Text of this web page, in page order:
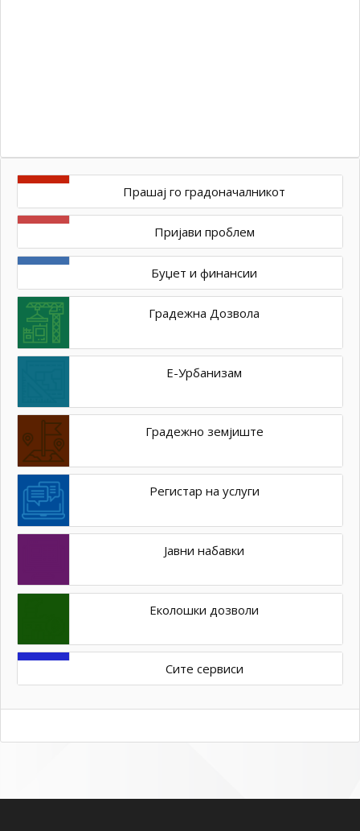
Прашај го градоначалникот
Пријави проблем
Буџет и финансии
Градежна Дозвола
Е-Урбанизам
Градежно земјиште
Регистар на услуги
Јавни набавки
Еколошки дозволи
Сите сервиси